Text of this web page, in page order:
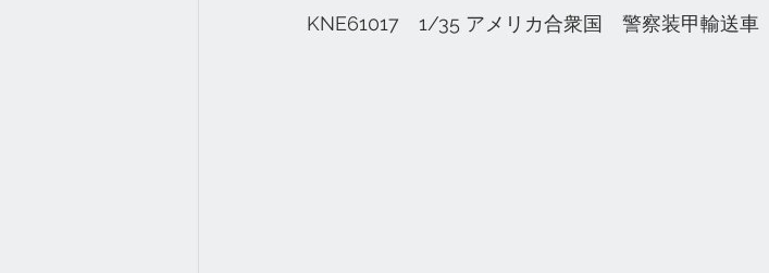
KNE61017　1/35 アメリカ合衆国　警察装甲輸送車